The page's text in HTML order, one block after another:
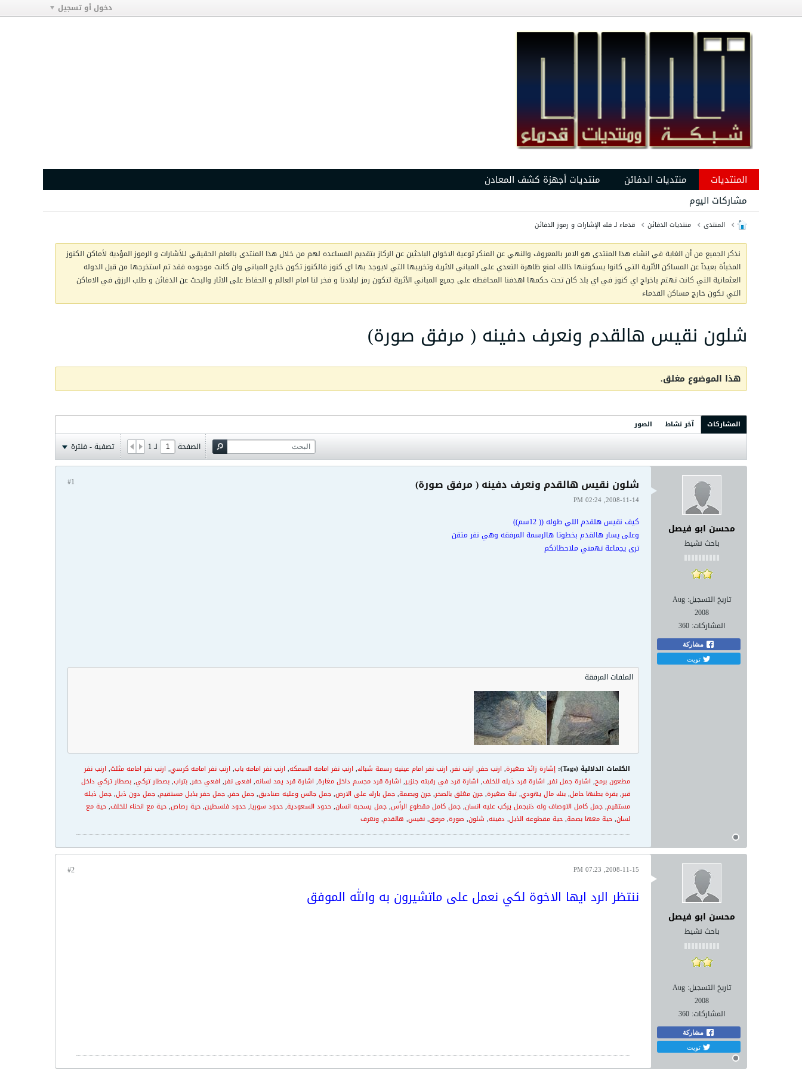
دخول أو تسجيل
المنتديات منتديات الدفائن
منتديات أجهزة كشف المعادن
مشاركات اليوم
المنتدى منتديات الدفائن قدماء لـ فك الإشارات و رموز الدفائن
نذكر الجميع من أن الغاية في انشاء هذا المنتدى هو الامر بالمعروف والنهي عن المنكر توعية الاخوان الباحثين عن الركاز بتقديم المساعده لهم من خلال هذا المنتدى بالعلم الحقيقي للأشارات و الرموز المؤدية لأماكن الكنوز
المخبأة بعيدآ عن المساكن الأثرية التي كانوا يسكوننها ذالك لمنع ظاهرة التعدي على المباني الاثرية وتخريبها التي لايوجد بها اي كنوز فالكنوز تكون خارج المباني وان كانت موجوده فقد تم استخرجها من قبل الدوله
العثمانية التي كانت تهتم باخراج اي كنوز في اي بلد كان تحت حكمها اهدفنا المحافظه على جميع المباني الأثرية لتكون رمز لبلادنا و فخر لنا امام العالم و الحفاظ على الاثار والبحث عن الدفائن و طلب الرزق في الاماكن
التي تكون خارج مساكن القدماء
شلون نقيس هالقدم ونعرف دفينه ( مرفق صورة)
هذا الموضوع مغلق.
المشاركات آخر نشاط الصور
الصفحة لـ1 تصفية - فلترة
محسن ابو فيصل
باحث نشيط
تاريخ التسجيل: Aug
2008
المشاركات: 360
مشاركة
تويت
#1 شلون نقيس هالقدم ونعرف دفينه ( مرفق صورة)
2008-11-14, 02:24 PM
كيف نقيس هلقدم اللي طوله (( 12سم))
وعلى يسار هالقدم بخطوتا هالرسمة المرفقه وهي نفر متقن
ترى يجماعة تهمني ملاحظاتكم
الملفات المرفقة
الكلمات الدلالية (Tags): إشارة زائد صغيرة, ارنب حفر, ارنب نفر, ارنب نفر امام عينيه رسمة شباك, ارنب نفر امامه السمكه, ارنب نفر امامه باب, ارنب نفر امامه كرسي, ارنب نفر امامه مثلث, ارنب نفر
مطعون برمح, اشارة جمل نفر, اشارة قرد ذيله للخلف, اشارة قرد في رقبته جنزير, اشارة قرد مجسم داخل مغارة, اشارة قرد يمد لسانه, افعى نفر, افعي حفر,بتراب,بصطار تركي,بصطار تركي داخل
قبر,بقرة بطنها حامل,بنك مال يهودي,تبة صغيرة,جرن مغلق بالصخر,جرن وبصمة,جمل بارك على الارض,جمل جالس وعليه صناديق,جمل حفر,جمل حفر بذيل مستقيم,جمل دون ذيل,جمل ذيله
مستقيم,جمل كامل الاوصاف وله ذنبجمل يركب عليه انسان,جمل كامل مقطوع الرأس,جمل يسحبه انسان,حدود السعودية,حدود سوريا,حدود فلسطين,حية رصاص,حية مع انحناء للخلف,حية مع
لسان,حية معها بصمة,حية مقطوعه الذيل,دفينه, شلون, صورة,مرفق,نقيس, هالقدم,ونعرف
محسن ابو فيصل
باحث نشيط
تاريخ التسجيل: Aug
2008
المشاركات: 360
مشاركة
تويت
#2 2008-11-15, 07:23 PM
ننتظر الرد ايها الاخوة لكي نعمل على ماتشيرون به والله الموفق